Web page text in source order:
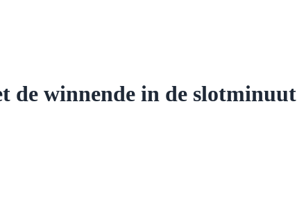
de winnende in de slotminuut